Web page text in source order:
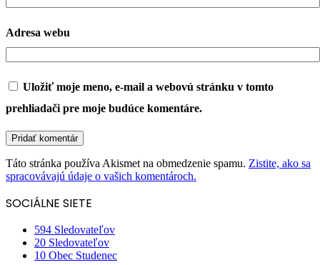
Adresa webu
Uložiť moje meno, e-mail a webovú stránku v tomto
prehliadači pre moje budúce komentáre.
Táto stránka používa Akismet na obmedzenie spamu. Zistite, ako sa
spracovávajú údaje o vašich komentároch.
SOCIÁLNE SIETE
594 Sledovateľov
20 Sledovateľov
10 Obec Studenec